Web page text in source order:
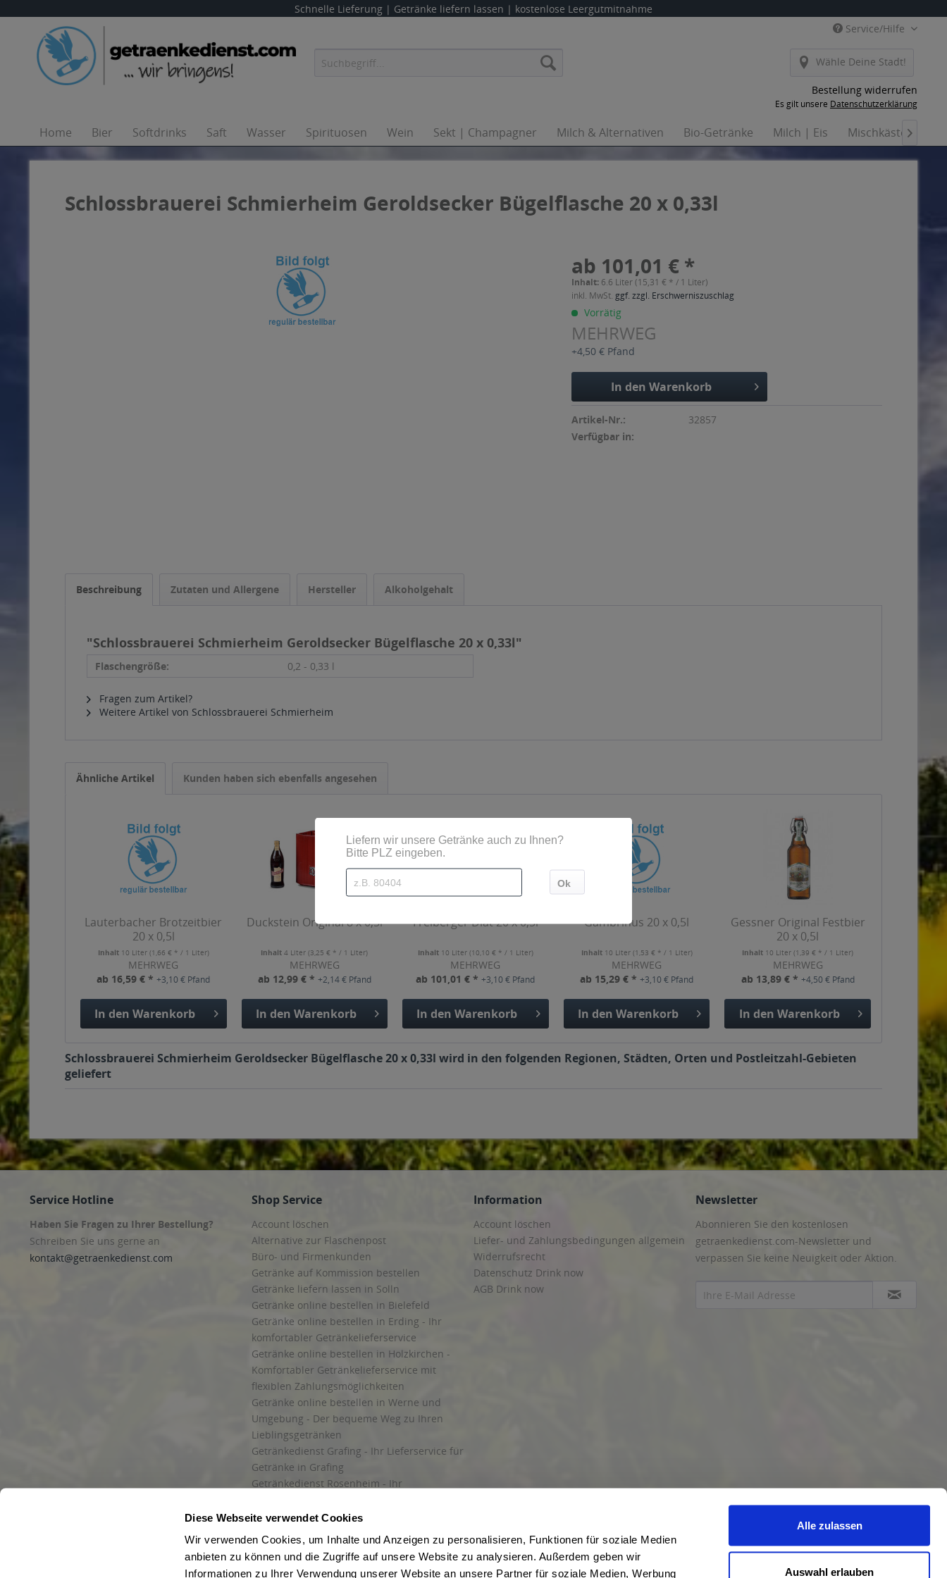
Diese Webseite verwendet Cookies
Wir verwenden Cookies, um Inhalte und Anzeigen zu personalisieren, Funktionen für soziale Medien
anbieten zu können und die Zugriffe auf unsere Website zu analysieren. Außerdem geben wir
Informationen zu Ihrer Verwendung unserer Website an unsere Partner für soziale Medien, Werbung
Alle zulassen
Auswahl erlauben
Schnelle Lieferung | Getränke liefern lassen | kostenlose Leergutmitnahme
Service/Hilfe
Wähle Deine Stadt!
Bestellung widerrufen
Es gilt unsere Datenschutzerklärung
Home Bier Softdrinks Saft Wasser Spirituosen Wein Sekt | Champagner Milch & Alternativen Bio-Getränke Milch | Eis Mischkästen

Schlossbrauerei Schmierheim Geroldsecker Bügelflasche 20 x 0,33l
ab 101,01 € *
Inhalt: 6.6 Liter (15,31 € * / 1 Liter)
inkl. MwSt. ggf. zzgl. Erschwerniszuschlag
Vorrätig
MEHRWEG
+4,50 € Pfand
In den Warenkorb
Artikel-Nr.:
32857
Verfügbar in:
Beschreibung Zutaten und Allergene Hersteller Alkoholgehalt
"Schlossbrauerei Schmierheim Geroldsecker Bügelflasche 20 x 0,33l"
Flaschengröße: 0,2 - 0,33 l
Fragen zum Artikel?
Weitere Artikel von Schlossbrauerei Schmierheim
Ähnliche Artikel Kunden haben sich ebenfalls angesehen
Lauterbacher Brotzeitbier
20 x 0,5l
Inhalt 10 Liter (1,66 € * / 1 Liter)
MEHRWEG
ab 16,59 € *+3,10 € Pfand
In den Warenkorb
Duckstein Original 8 x 0,5l
Inhalt4 Liter(3,25 € * / 1 Liter)
MEHRWEG
ab 12,99 € * +2,14 € Pfand
In den Warenkorb
Freiberger Diät 20 x 0,5l
Inhalt 10 Liter (10,10 € * / 1 Liter)
MEHRWEG
ab 101,01 € *+3,10 € Pfand
In den Warenkorb
Gambrinus 20 x 0,5l
Inhalt 10 Liter (1,53 € * / 1 Liter)
MEHRWEG
ab 15,29 € *+3,10 € Pfand
In den Warenkorb
Gessner Original Festbier
20 x 0,5l
Inhalt 10 Liter(1,39 € * / 1 Liter)
MEHRWEG
ab 13,89 € * +4,50 € Pfand
In den Warenkorb
Schlossbrauerei Schmierheim Geroldsecker Bügelflasche 20 x 0,33l wird in den folgenden Regionen, Städten, Orten und Postleitzahl-Gebieten
geliefert
Service Hotline
Haben Sie Fragen zu Ihrer Bestellung?
Schreiben Sie uns gerne an
kontakt@getraenkedienst.com
Shop Service
Account löschen
Alternative zur Flaschenpost
Büro- und Firmenkunden
Getränke auf Kommission bestellen
Getränke liefern lassen in Solln
Getränke online bestellen in Bielefeld
Getränke online bestellen in Erding - Ihr
komfortabler Getränkelieferservice
Getränke online bestellen in Holzkirchen -
Komfortabler Getränkelieferservice mit
flexiblen Zahlungsmöglichkeiten
Getränke online bestellen in Werne und
Umgebung - Der bequeme Weg zu Ihren
Lieblingsgetränken
Getränkedienst Grafing - Ihr Lieferservice für
Getränke in Grafing
Getränkedienst Rosenheim - Ihr
und Umgebung
Liefergebiet
Lieferservice für Getränke
Information
Account löschen
Liefer- und Zahlungsbedingungen allgemein
Widerrufsrecht
Datenschutz Drink now
AGB Drink now
Newsletter
Abonnieren Sie den kostenlosen
getraenkedienst.com-Newsletter und
verpassen Sie keine Neuigkeit oder Aktion.